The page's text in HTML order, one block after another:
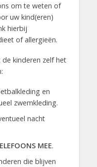
om te weten of
uw kind(eren)
hierbij
of allergieën.
kinderen zelf het
en
zwemkleding.
nacht
MEE.
die blijven